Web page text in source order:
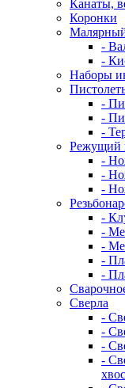
Канаты,
Коронки
-
-
Наборы
-
-
-
Режущий
-
-
-
-
-
-
-
-
Сверла
-
-
-
-